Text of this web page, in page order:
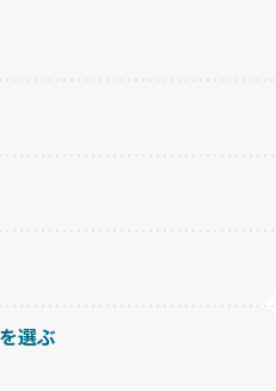
厳しい基準をクリアした優
ます。
理念を共有するブリーダー
り、ユーザーの皆さんに安
に優しい18の評価基準」は
ブリーダーを書類審査、直
て厳しく評価しています。
明性を持って公開されている
や需要に応じて安易にミッ
っては、チワワ×ハスキー
を行うこともあります。
ョンは、流通過程でワンち
かかります。このような環
大させるだけでなく、ワン
を介さずに直接飼い主に渡す
選ぶ